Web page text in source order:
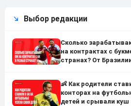
Выбор редакции
Сколько
на контрактах с
странах? От
👶 Как родители
конторах на
детей и срывали куш